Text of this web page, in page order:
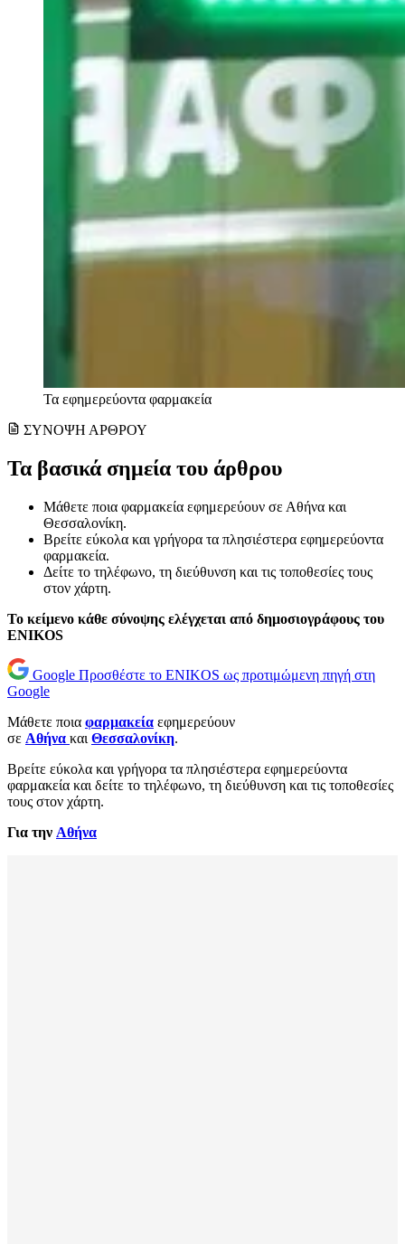
Τα εφημερεύοντα φαρμακεία
ΣΥΝΟΨΗ ΑΡΘΡΟΥ
Τα βασικά σημεία του άρθρου
Μάθετε ποια φαρμακεία εφημερεύουν σε Αθήνα και
Θεσσαλονίκη.
Βρείτε εύκολα και γρήγορα τα πλησιέστερα εφημερεύοντα
φαρμακεία.
Δείτε το τηλέφωνο, τη διεύθυνση και τις τοποθεσίες τους
στον χάρτη.
Το κείμενο κάθε σύνοψης ελέγχεται από δημοσιογράφους του
ENIKOS
Google Προσθέστε το ENIKOS ως προτιμώμενη πηγή στη
Google
Μάθετε ποια φαρμακεία εφημερεύουν
σε Αθήνα και Θεσσαλονίκη.
Βρείτε εύκολα και γρήγορα τα πλησιέστερα εφημερεύοντα
φαρμακεία και δείτε το τηλέφωνο, τη διεύθυνση και τις τοποθεσίες
τους στον χάρτη.
Για την Αθήνα